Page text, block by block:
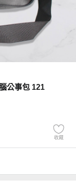
公事包 121
收藏